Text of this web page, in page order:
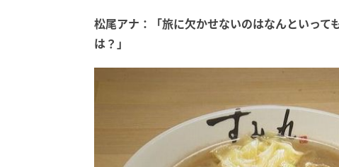
松尾アナ：「旅に欠かせないのはなんといっ
は？」